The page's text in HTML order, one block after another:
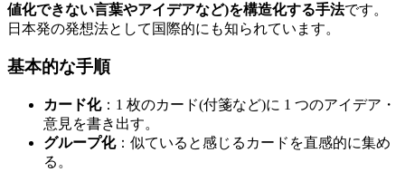
値化できない言葉やアイデアなど)を構造化する手法です。
日本発の発想法として国際的にも知られています。
基本的な手順
カード化：1 枚のカード(付箋など)に 1 つのアイデア・
意見を書き出す。
グループ化：似ていると感じるカードを直感的に集め
る。